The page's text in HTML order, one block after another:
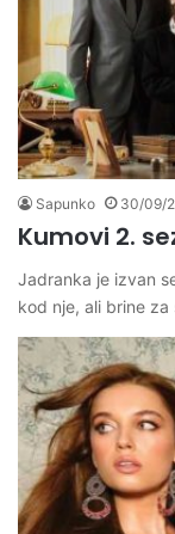
Sapunko 30/09/
Kumovi 2.
Jadranka je izvan
kod nje, ali brine